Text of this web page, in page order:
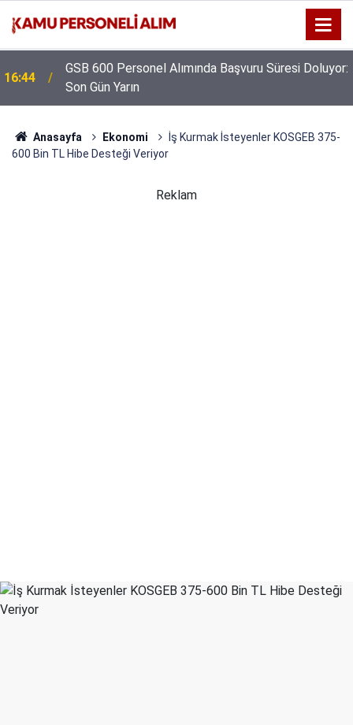
16:44
GSB 600 Personel Alımında Başvuru Süresi Doluyor:
Son Gün Yarın
Anasayfa Ekonomi
İş Kurmak İsteyenler KOSGEB 375-
600 Bin TL Hibe Desteği Veriyor
Reklam